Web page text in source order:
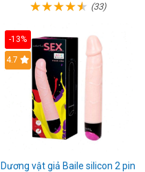
(33)
-13%
4.7
Dương vật giả Baile silicon 2 pin